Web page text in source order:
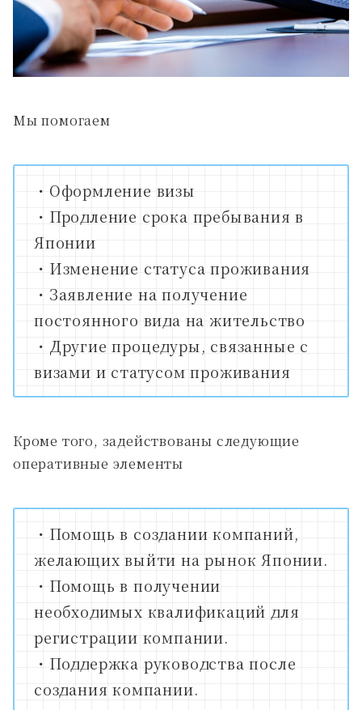
Мы помогаем
・Оформление визы
・Продление срока пребывания в
Японии
・Изменение статуса проживания
・Заявление на получение
постоянного вида на жительство
・Другие процедуры, связанные с
визами и статусом проживания
Кроме того, задействованы следующие
оперативные элементы
・Помощь в создании компаний,
желающих выйти на рынок Японии.
・Помощь в получении
необходимых квалификаций для
регистрации компании.
・Поддержка руководства после
создания компании.